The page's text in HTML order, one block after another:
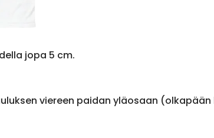
jopa 5 cm.
viereen paidan yläosaan